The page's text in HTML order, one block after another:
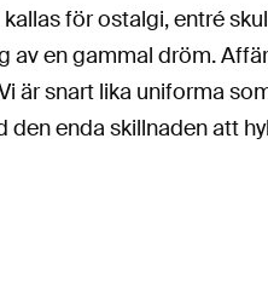
för ostalgi, entré
av en gammal dröm.
är snart lika uniforma
den enda skillnaden att